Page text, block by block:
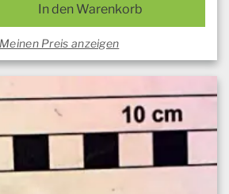
In den Warenkorb
Meinen Preis anzeigen